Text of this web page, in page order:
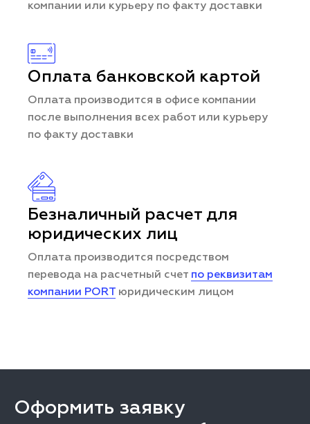
компании или курьеру по факту доставки
Оплата банковской картой
Оплата производится в офисе компании
после выполнения всех работ или курьеру
по факту доставки
Безналичный расчет для
юридических лиц
Оплата производится посредством
перевода на расчетный счет по реквизитам
компании PORT юридическим лицом
Оформить заявку